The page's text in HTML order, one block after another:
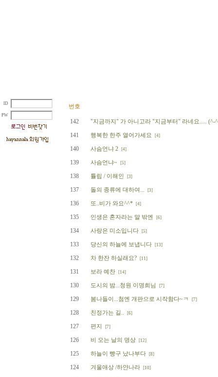
ID
PW
번호
142
"지금까지" 가 아니고라 "지금부터" 라네요..... (^-
141
행복한 한주 열어가세요 [4]
140 사슴언냐 2 [4]
139 사슴언냐~ [5]
138 튤립 / 이해인 [3]
137 돌의 종류에 대하여... [3]
136 또..비가 와요^^* [4]
135 인생은 혼자라는 말 밖엔 [6]
134 사랑은 미소입니다 [5]
133 당신의 하늘에 보냅니다 [13]
132 차 한잔 하실래요? [11]
131 보라 예찬 [14]
130 도시의 밤...청원 이명희님 [7]
129 봄나들이...첨엔 개판으로 시작함다~ㅋ [7]
128 친정가는 길.. [6]
127 편지 [7]
126 비 오는 날의 명상 [12]
125 하늘이 빵구 났나부다 [8]
124 겨울애상 /하얀나라 [10]